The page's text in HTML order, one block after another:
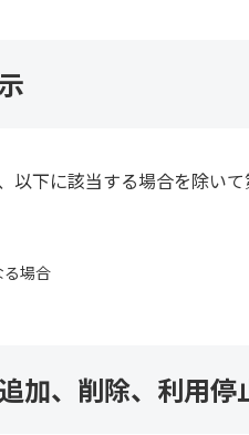
下に該当する場合を除い
場合
加、削除、利用停